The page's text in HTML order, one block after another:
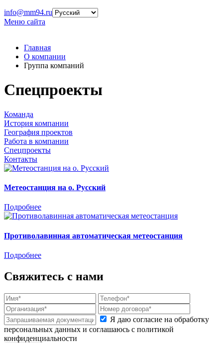
info@mm94.ru
Меню сайта
Главная
О компании
Группа компаний
Спецпроекты
Команда
История компании
География проектов
Работа в компании
Спецпроекты
Контакты
Метеостанция на о. Русский
Подробнее
Противолавинная автоматическая метеостанция
Подробнее
Свяжитесь с нами
Я даю согласие на обработку
персональных данных и соглашаюсь с политикой
конфиденциальности